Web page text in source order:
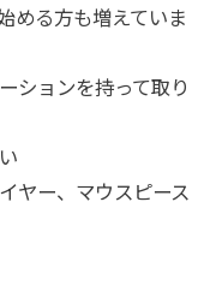
める方も増えていま
ションを持って取り
ヤー、マウスピース